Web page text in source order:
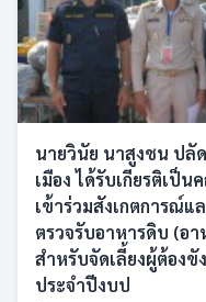
นายวินัย นาสูงชน ปลั
เมือง ได้รับเกียรติเป็
เข้าร่วมสังเกตการณ์
ตรวจรับอาหารดิบ (อา
สำหรับจัดเลี้ยงผู้ต้องขั
ประจำปีงบป